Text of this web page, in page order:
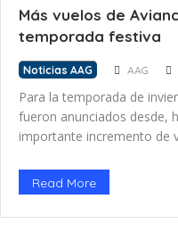
Más vuelos de
temporada festiva
Noticias AAG AAG
Para la temporada de
fueron anunciados desde,
importante incremento de
temporada alta de viajes
desde inicios de
pandemia, se ofrecerá […]
Read More